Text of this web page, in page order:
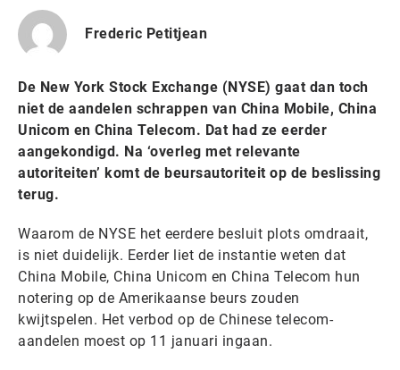
Frederic Petitjean
De New York Stock Exchange (NYSE) gaat dan toch
niet de aandelen schrappen van China Mobile, China
Unicom en China Telecom. Dat had ze eerder
aangekondigd. Na ‘overleg met relevante
autoriteiten’ komt de beursautoriteit op de beslissing
terug.
Waarom de NYSE het eerdere besluit plots omdraait,
is niet duidelijk. Eerder liet de instantie weten dat
China Mobile, China Unicom en China Telecom hun
notering op de Amerikaanse beurs zouden
kwijtspelen. Het verbod op de Chinese telecom-
aandelen moest op 11 januari ingaan.